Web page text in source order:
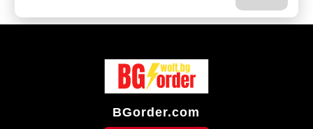
BGorder.com